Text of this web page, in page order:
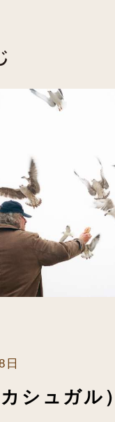
旅のエッセイ
書籍のご注文
お問い合わせ
日
シュガル）